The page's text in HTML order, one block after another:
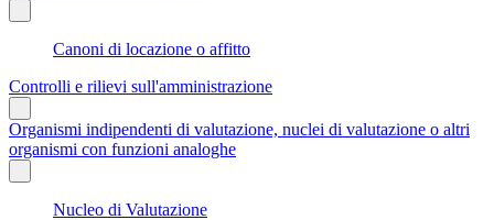
Canoni di locazione o affitto
Controlli e rilievi sull'amministrazione
Organismi indipendenti di valutazione, nuclei di valutazione o altri
organismi con funzioni analoghe
Nucleo di Valutazione